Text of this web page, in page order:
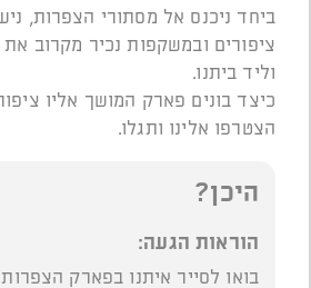
ביחד ניכנס אל מסתורי הצפרות,
ציפורים ובמשקפות נכיר מקרוב את
וליד ביתנו.
כיצד בונים פארק המושך אליו
הצטרפו אלינו ותגלו.
היכן?
הוראות הגעה:
בואו לסייר איתנו בפארק